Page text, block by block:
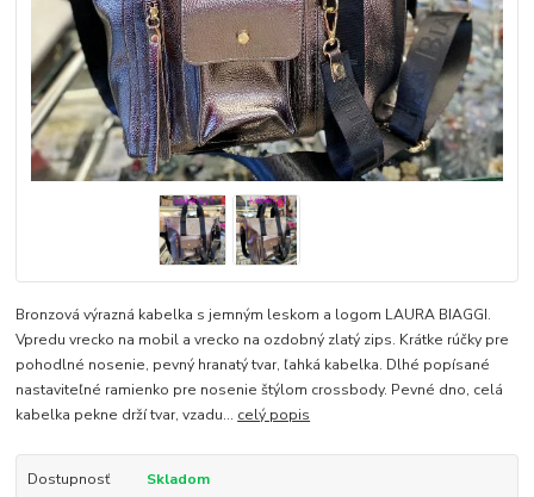
Bronzová výrazná kabelka s jemným leskom a logom LAURA BIAGGI.
Vpredu vrecko na mobil a vrecko na ozdobný zlatý zips. Krátke rúčky pre
pohodlné nosenie, pevný hranatý tvar, ľahká kabelka. Dlhé popísané
nastaviteľné ramienko pre nosenie štýlom crossbody. Pevné dno, celá
kabelka pekne drží tvar, vzadu... celý popis
Dostupnosť Skladom